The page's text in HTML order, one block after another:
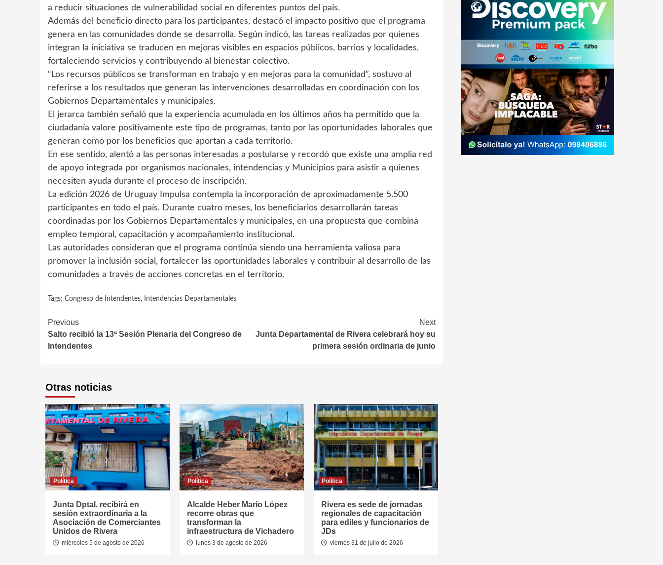
a reducir situaciones de vulnerabilidad social en diferentes puntos del país.
Además del beneficio directo para los participantes, destacó el impacto positivo que el programa
genera en las comunidades donde se desarrolla. Según indicó, las tareas realizadas por quienes
integran la iniciativa se traducen en mejoras visibles en espacios públicos, barrios y localidades,
fortaleciendo servicios y contribuyendo al bienestar colectivo.
“Los recursos públicos se transforman en trabajo y en mejoras para la comunidad”, sostuvo al
referirse a los resultados que generan las intervenciones desarrolladas en coordinación con los
Gobiernos Departamentales y municipales.
El jerarca también señaló que la experiencia acumulada en los últimos años ha permitido que la
ciudadanía valore positivamente este tipo de programas, tanto por las oportunidades laborales que
generan como por los beneficios que aportan a cada territorio.
En ese sentido, alentó a las personas interesadas a postularse y recordó que existe una amplia red
de apoyo integrada por organismos nacionales, intendencias y Municipios para asistir a quienes
necesiten ayuda durante el proceso de inscripción.
La edición 2026 de Uruguay Impulsa contempla la incorporación de aproximadamente 5.500
participantes en todo el país. Durante cuatro meses, los beneficiarios desarrollarán tareas
coordinadas por los Gobiernos Departamentales y municipales, en una propuesta que combina
empleo temporal, capacitación y acompañamiento institucional.
Las autoridades consideran que el programa continúa siendo una herramienta valiosa para
promover la inclusión social, fortalecer las oportunidades laborales y contribuir al desarrollo de las
comunidades a través de acciones concretas en el territorio.
Tags: Congreso de Intendentes, Intendencias Departamentales
Continue
Reading
Previous
Salto recibió la 13ª Sesión Plenaria del Congreso de
Intendentes
Next
Junta Departamental de Rivera celebrará hoy su
primera sesión ordinaria de junio
Otras noticias
Política
Junta Dptal. recibirá en
sesión extraordinaria a la
Asociación de Comerciantes
Unidos de Rivera
miércoles 5 de agosto de 2026
Política
Alcalde Heber Mario López
recorre obras que
transforman la
infraestructura de Vichadero
lunes 3 de agosto de 2026
Política
Rivera es sede de jornadas
regionales de capacitación
para ediles y funcionarios de
JDs
viernes 31 de julio de 2026